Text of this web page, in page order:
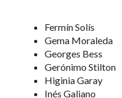
Fermín Solís
Gema Moraleda
Georges Bess
Gerónimo Stilton
Higinia Garay
Inés Galiano